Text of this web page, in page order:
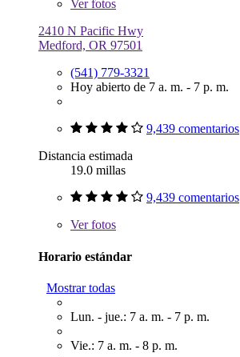
Verfotos
2410 N Pacific Hwy
Medford, OR 97501
(541) 779-3321
Hoy abierto de 7 a. m. - 7 p. m.
9,439 comentarios
Distancia estimada
19.0 millas
9,439 comentarios
Verfotos
Horario estándar
Mostrar todas
Lun. - jue.: 7 a. m. - 7 p. m.
Vie.: 7 a. m. - 8 p. m.